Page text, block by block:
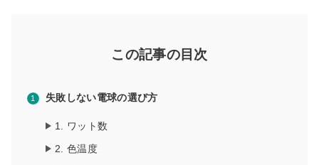
この記事の目次
失敗しない電球の選び方
1. ワット数
2. 色温度